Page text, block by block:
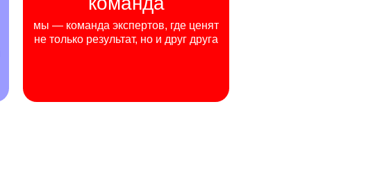
мы — команда экспертов, где ценят
не только результат, но и друг друга